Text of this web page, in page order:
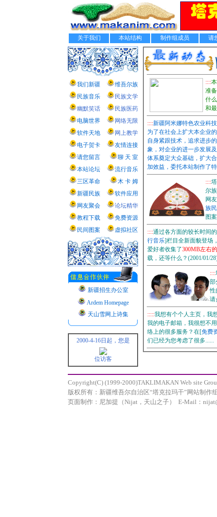
关于我们 本站结构 制作组成员 请
我们新疆
维吾尔族
民族音乐
民族文学
幽默笑话
民族医药
电脑世界
网络无限
软件天地
网上教学
电子贺卡
友情连接
请您留言
聊 天 室
本站论坛
流行音乐
三区革命
木 卡 姆
新疆民族
软件应用
网友聚会
论坛精华
教程下载
免费资源
民间图案
虚拟社区
新疆招生办公室
Ardem Homepage
天山雪网上诗集
2000-4-16日起，您是
位访客
::::
准
什
和
::::新疆阿米娜特色农业科
为了在社会上扩大本企业
自身紧跟技术，追求进步
象，对企业的进一步发展
体系奠定大众基础，扩大
加效益，委托本站制作了
::::
尔
网
族
图
::::通过各方面的较长时间
行音乐]栏目全新面貌登场
爱好者收集了300MB左右
载，还等什么？(2001/01/
::::
部
性
请
:::::我想有个个人主页，我
我的电子邮箱，我很想不
络上的很多服务？在[免费
们已经为您考虑了很多......
Copyright(C) (1999-2000)TAKLIMAKAN Web site
版权所有：新疆维吾尔自治区“塔克拉玛干”网站制作
页面制作：尼加提（Nijat，天山之子） E-Mail：